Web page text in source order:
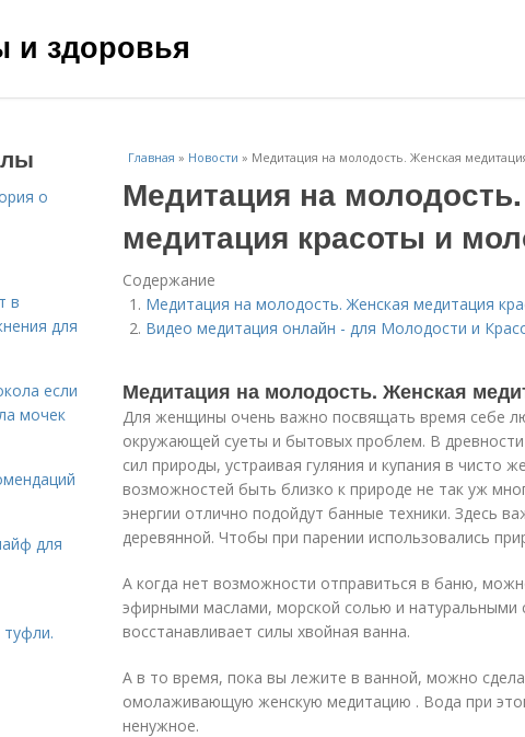
и здоровья
Главная » Новости » Медитация на молодость. Женская
Медитация на
медитация красоты и
Содержание
Медитация на молодость. Женская медитация
Видео медитация онлайн - для Молодости и
Медитация на молодость. Женская
Для женщины очень важно посвящать время себе
окружающей суеты и бытовых проблем. В
сил природы, устраивая гуляния и купания в чисто
возможностей быть близко к природе не так уж
энергии отлично подойдут банные техники. Здесь
деревянной. Чтобы при парении использовались
А когда нет возможности отправиться в баню,
эфирными маслами, морской солью и
восстанавливает силы хвойная ванна.
А в то время, пока вы лежите в ванной, можно
омолаживающую женскую медитацию . Вода при
ненужное.
о
в
для
если
мочек
для